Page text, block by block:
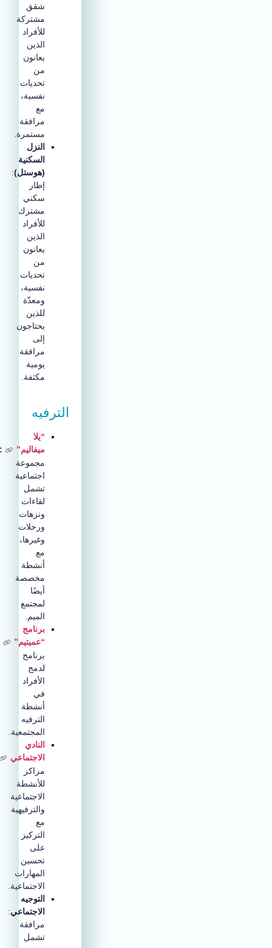
شقق
مشتركة
للأفراد
الذين
يعانون
تحديات
نفسية،
مرافقة
مستمرة.
النزل
السكنية
(هوستل):
إطار
سكني
مشترك
للأفراد
الذين
يعانون
تحديات
نفسية،
ومعدّة
للذين
يحتاجون
مرافقة
يومية
مكثفة.
الترفيه
“يلا
ميفاليم”
:
مجموعة
اجتماعية
تشمل
لقاءات
ونزهات
ورحلات
وغيرها،
أنشطة
مخصصة
أيضًا
لمجتمع
الميم.
برنامج
“عميتيم”
برنامج
لدمج
الأفراد
أنشطة
الترفيه
المجتمعية.
النادي
الاجتماعي
مراكز
للأنشطة
الاجتماعية
والترفيهية
التركيز
على
تحسين
المهارات
الاجتماعية.
التوجيه
الاجتماعي:
مرافقة
تشمل